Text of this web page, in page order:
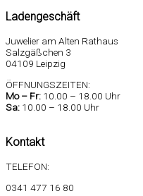
Ladengeschäft
Juwelier am Alten Rathaus
Salzgäßchen 3
04109 Leipzig
ÖFFNUNGSZEITEN:
Mo – Fr: 10.00 – 18.00 Uhr
Sa: 10.00 – 18.00 Uhr
Kontakt
TELEFON:
0341 477 16 80